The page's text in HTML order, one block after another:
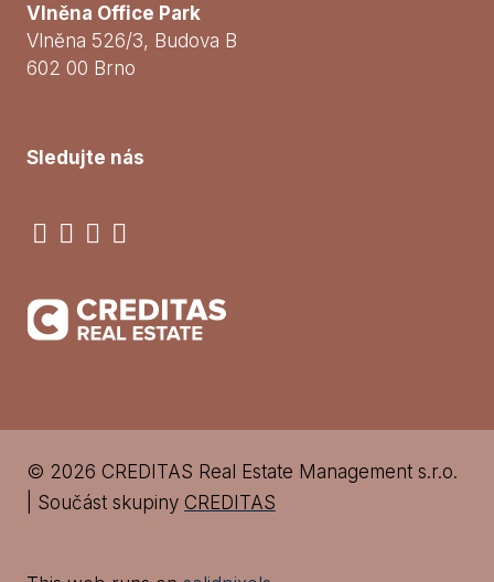
Vlněna Office Park
Vlněna 526/3, Budova B
602 00 Brno
Sledujte nás
© 2026 CREDITAS Real Estate Management s.r.o.
| Součást skupiny CREDITAS